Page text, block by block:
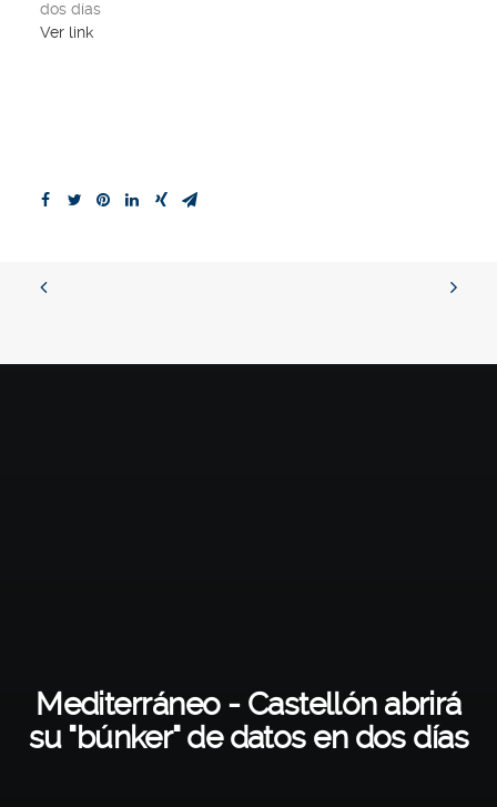
dos días
Ver link
Mediterráneo - Castellón abrirá
su "búnker" de datos en dos días